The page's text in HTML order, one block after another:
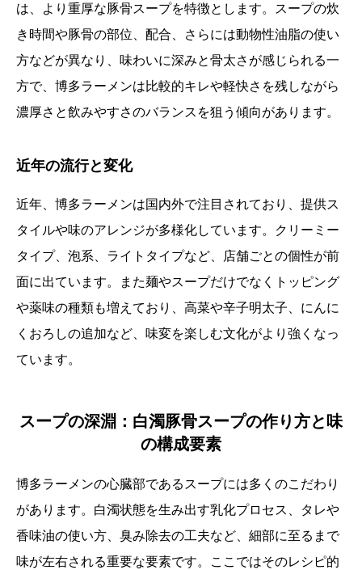
は、より重厚な豚骨スープを特徴とします。スープの炊
き時間や豚骨の部位、配合、さらには動物性油脂の使い
方などが異なり、味わいに深みと骨太さが感じられる一
方で、博多ラーメンは比較的キレや軽快さを残しながら
濃厚さと飲みやすさのバランスを狙う傾向があります。
近年の流行と変化
近年、博多ラーメンは国内外で注目されており、提供ス
タイルや味のアレンジが多様化しています。クリーミー
タイプ、泡系、ライトタイプなど、店舗ごとの個性が前
面に出ています。また麺やスープだけでなくトッピング
や薬味の種類も増えており、高菜や辛子明太子、にんに
くおろしの追加など、味変を楽しむ文化がより強くなっ
ています。
スープの深淵：白濁豚骨スープの作り方と味
の構成要素
博多ラーメンの心臓部であるスープには多くのこだわり
があります。白濁状態を生み出す乳化プロセス、タレや
香味油の使い方、臭み除去の工夫など、細部に至るまで
味が左右される重要な要素です。ここではそのレシピ的